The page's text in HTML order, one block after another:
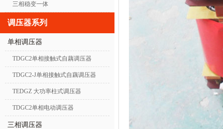
三相稳变一体
调压器系列
单相调压器
TDGC2单相接触式自藕调压器
TDGC2-J单相接触式自藕调压器
TEDGZ 大功率柱式调压器
TDGC2单相电动调压器
三相调压器